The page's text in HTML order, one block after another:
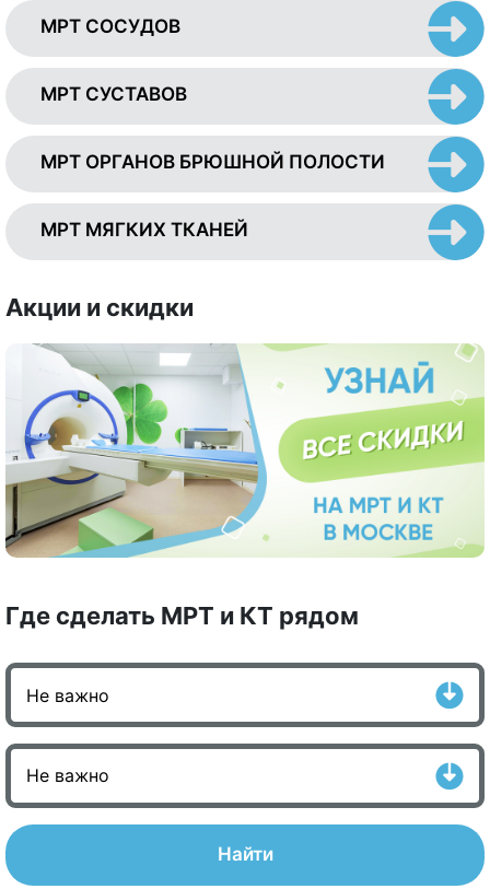
МРТ СОСУДОВ
МРТ СУСТАВОВ
МРТ ОРГАНОВ БРЮШНОЙ ПОЛОСТИ
МРТ МЯГКИХ ТКАНЕЙ
Акции и скидки
Где сделать МРТ и КТ рядом
Найти